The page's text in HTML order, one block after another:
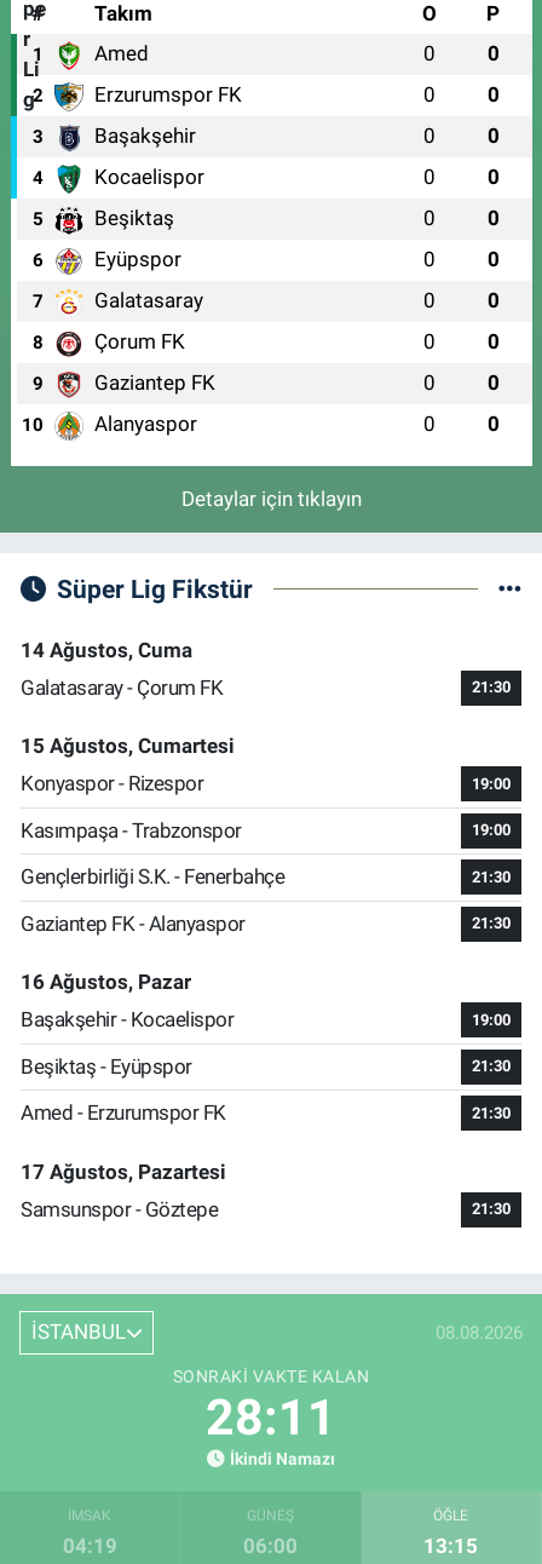
# Takım O P
1 Amed 0 0
2 Erzurumspor FK 0 0
3 Başakşehir 0 0
4 Kocaelispor 0 0
5 Beşiktaş 0 0
6 Eyüpspor 0 0
7 Galatasaray 0 0
8 Çorum FK 0 0
9 Gaziantep FK 0 0
10 Alanyaspor 0 0
Detaylar için tıklayın
Süper Lig Fikstür
14 Ağustos, Cuma
Galatasaray - Çorum FK
21:30
15 Ağustos, Cumartesi
Konyaspor - Rizespor
19:00
Kasımpaşa - Trabzonspor 19:00
Gençlerbirliği S.K. - Fenerbahçe 21:30
Gaziantep FK - Alanyaspor 21:30
16 Ağustos, Pazar
Başakşehir - Kocaelispor
19:00
Beşiktaş - Eyüpspor 21:30
Amed - Erzurumspor FK 21:30
17 Ağustos, Pazartesi
Samsunspor - Göztepe
21:30
İSTANBUL 08.08.2026
SONRAKI VAKTE KALAN
28:11
İkindi Namazı
İMSAK
04:19
GÜNEŞ
06:00
ÖĞLE
13:15